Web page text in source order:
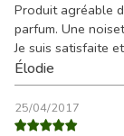
Produit agréable
parfum. Une
Je suis satisfaite
Élodie
25/04/2017